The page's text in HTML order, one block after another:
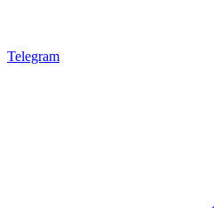
Telegram